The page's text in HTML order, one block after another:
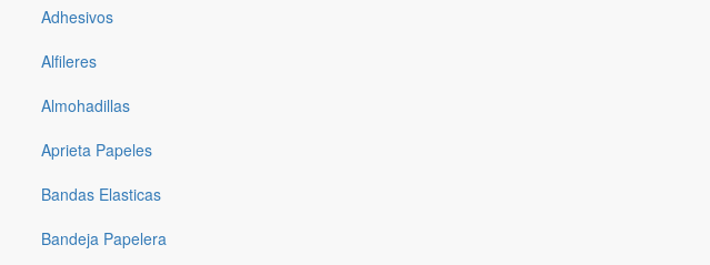
Adhesivos
Alfileres
Almohadillas
Aprieta Papeles
Bandas Elasticas
Bandeja Papelera